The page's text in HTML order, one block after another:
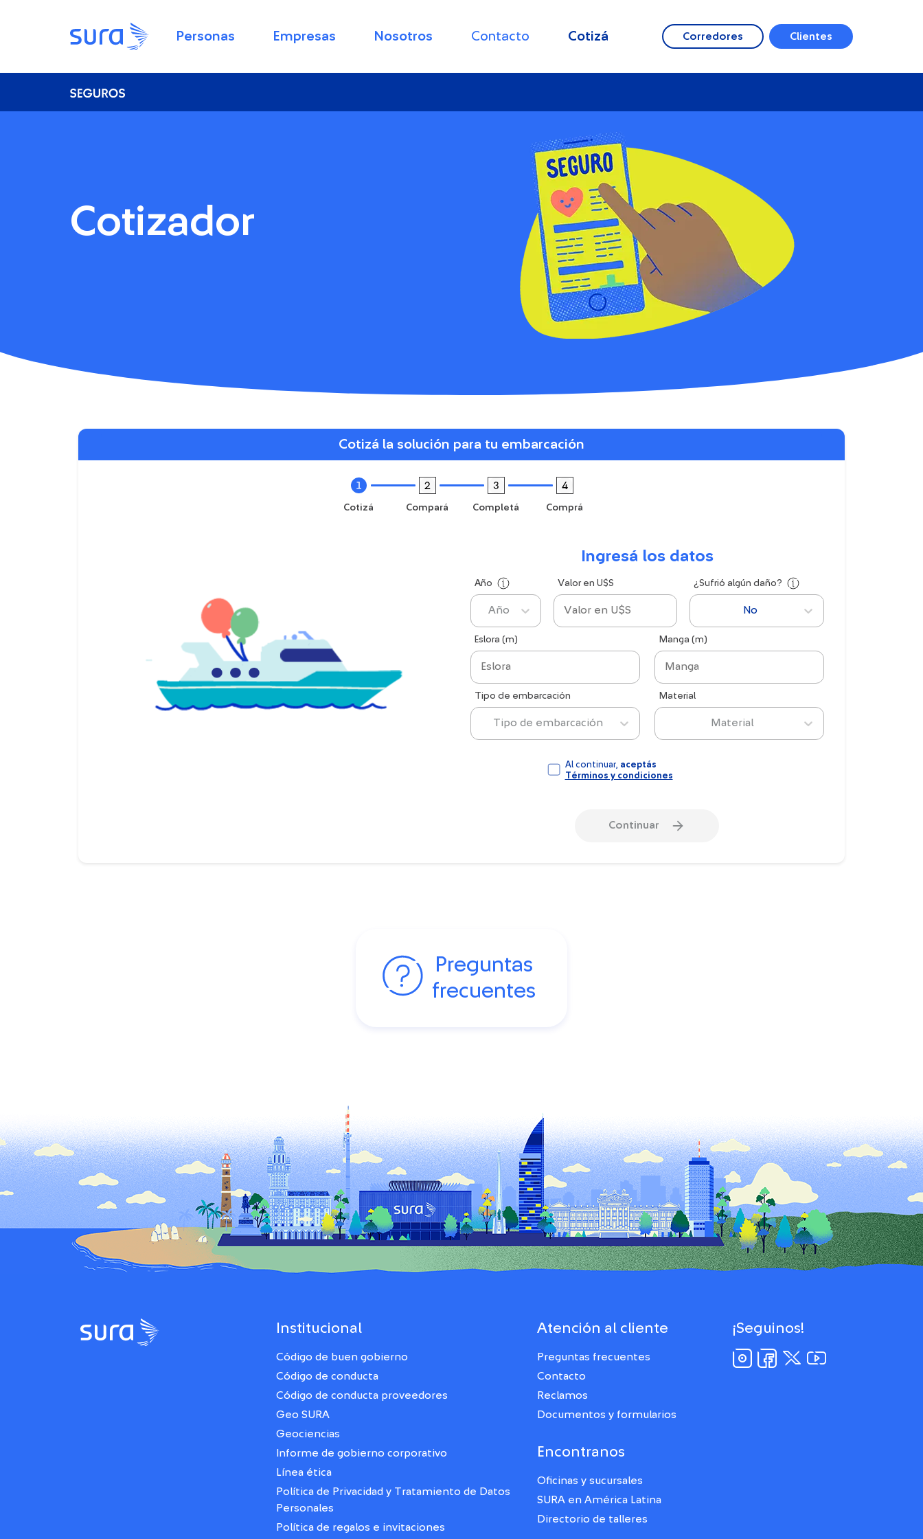
Personas Empresas Nosotros Contacto Cotizá Corredores Clientes
Cotizador
Cotizá la solución para tu embarcación
Cotizá Compará Completá Comprá
Ingresá los datos
Año
Año Valor en U$S
No
¿Sufrió algún daño?
Eslora (m) Manga (m)
Tipo de embarcación
Tipo de embarcación
Material
Material
Al continuar, aceptás
Términos y condiciones
Continuar
Preguntas
frecuentes
Institucional
Código de buen gobierno
Código de conducta
Código de conducta proveedores
Geo SURA
Geociencias
Informe de gobierno corporativo
Línea ética
Política de Privacidad y Tratamiento de Datos
Personales
Política de regalos e invitaciones
Atención al cliente
Preguntas frecuentes
Contacto
Reclamos
Documentos y formularios
Encontranos
Oficinas y sucursales
SURA en América Latina
Directorio de talleres
¡Seguinos!